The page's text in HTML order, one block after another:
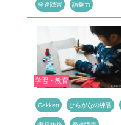
発達障害 語彙力
学習・教育
Gakken ひらがなの練習